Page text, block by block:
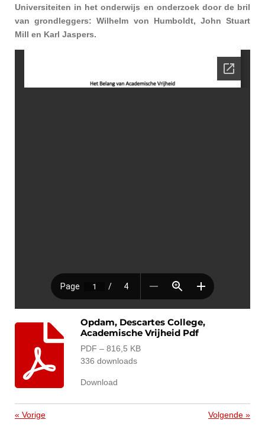
Universiteiten in het onderwijs en onderzoek door de bril
van grondleggers: Wilhelm von Humboldt, John Stuart
Mill en Karl Jaspers.
Opdam, Descartes College,
Academische Vrijheid Pdf
PDF – 816,5 KB
336 downloads
Download
« Vorige Volgende »